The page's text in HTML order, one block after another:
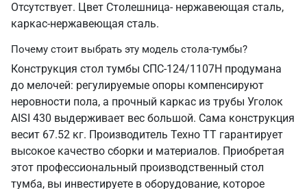
Отсутствует. Цвет Столешница- нержавеющая сталь,
каркас-нержавеющая сталь.
Почему стоит выбрать эту модель стола-тумбы?
Конструкция стол тумбы СПС-124/1107Н продумана
до мелочей: регулируемые опоры компенсируют
неровности пола, а прочный каркас из трубы Уголок
AISI 430 выдерживает вес большой. Сама конструкция
весит 67.52 кг. Производитель Техно ТТ гарантирует
высокое качество сборки и материалов. Приобретая
этот профессиональный производственный стол
тумба, вы инвестируете в оборудование, которое